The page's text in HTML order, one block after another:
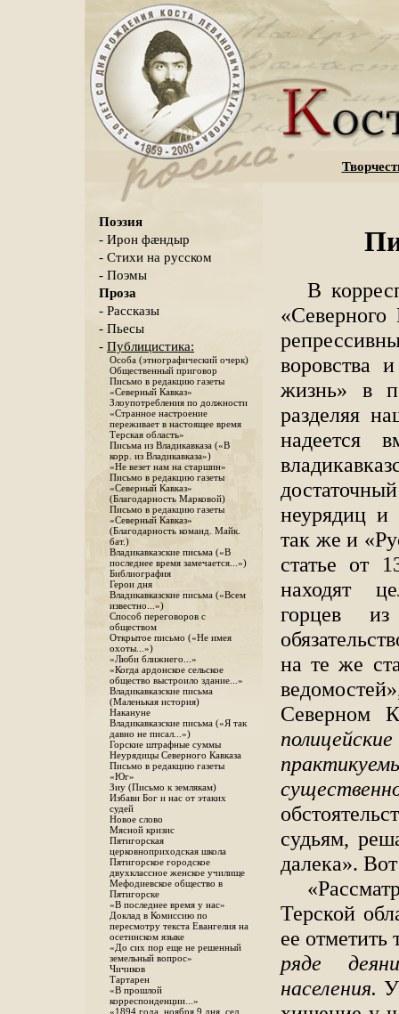
Поэзия
- Ирон фæндыр
- Стихи на русском
- Поэмы
Проза
- Рассказы
- Пьесы
- Публицистика:
Особа (этнографический очерк)
Общественный приговор
Письмо в редакцию газеты
«Северный Кавказ»
Злоупотребления по должности
«Странное настроение
переживает в настоящее время
Терская область»
Письма из Владикавказа («В
корр. из Владикавказа»)
«Не везет нам на старшин»
Письмо в редакцию газеты
«Северный Кавказ»
(Благодарность Марковой)
Письмо в редакцию газеты
«Северный Кавказ»
(Благодарность команд. Майк.
бат.)
Владикавказские письма («В
последнее время замечается...»)
Библиография
Герои дня
Владикавказские письма («Всем
известно...»)
Способ переговоров с
обществом
Открытое письмо («Не имея
охоты...»)
«Люби ближнего...»
«Когда ардонское сельское
общество выстроило здание...»
Владикавказские письма
(Маленькая история)
Накануне
Владикавказские письма («Я так
давно не писал...»)
Горские штрафные суммы
Неурядицы Северного Кавказа
Письмо в редакцию газеты
«Юг»
Зиу (Письмо к землякам)
Избави Бог и нас от этаких
судей
Новое слово
Мясной кризис
Пятигорская
церковноприходская школа
Пятигорское городское
двухклассное женское училище
Мефодиевское общество в
Пятигорске
«В последнее время у нас»
Доклад в Комиссию по
пересмотру текста Евангелия на
осетинском языке
«До сих пор еще не решенный
земельный вопрос»
Чичиков
Тартарен
«В прошлой
корреспонденции...»
«1894 года, ноября 9 дня, сел.
В
воровства
жизнь» в
разделяя
надеется
неурядиц и
так же и
статье от
находят
горцев
на те же
Северном
судьям,
далека».
Терской
ее
ряде
населения.